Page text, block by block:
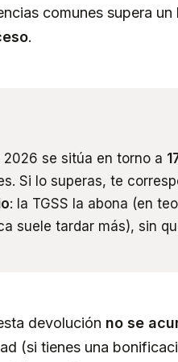
comunes supera un
.
se sitúa en torno a
Si lo superas, te
: la TGSS la abona (en
suele tardar más), sin
devolución no se
(si tienes una